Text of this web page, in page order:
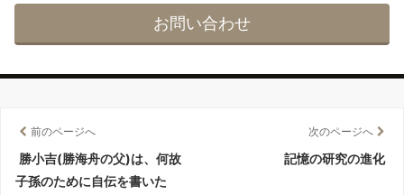
お問い合わせ
前のページへ
勝小吉(勝海舟の父)は、何故
子孫のために自伝を書いた
次のページへ
記憶の研究の進化